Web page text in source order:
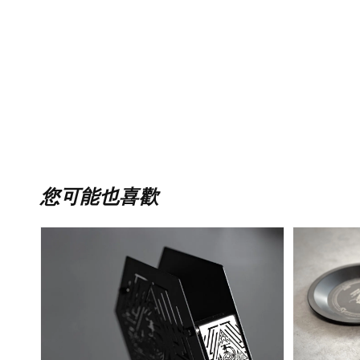
您可能也喜歡